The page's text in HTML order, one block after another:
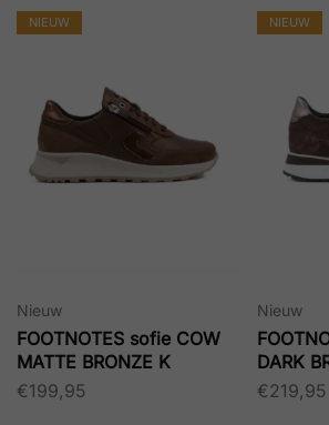
NIEUW
Nieuw
FOOTNOTES sofie COW
MATTE BRONZE K
€199,95
NIEUW
Nieuw
DARK
€219,95